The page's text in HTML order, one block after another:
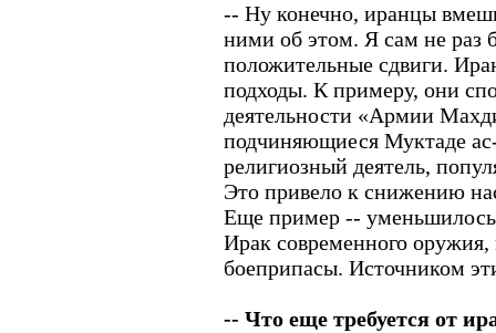
-- Ну конечно, иранцы
ними об этом. Я сам не раз
положительные сдвиги.
подходы. К примеру, они
деятельности «Армии
подчиняющиеся Муктаде
религиозный деятель,
Это привело к снижению
Еще пример --
Ирак современного
боеприпасы. Источником
-- Что еще требуется от